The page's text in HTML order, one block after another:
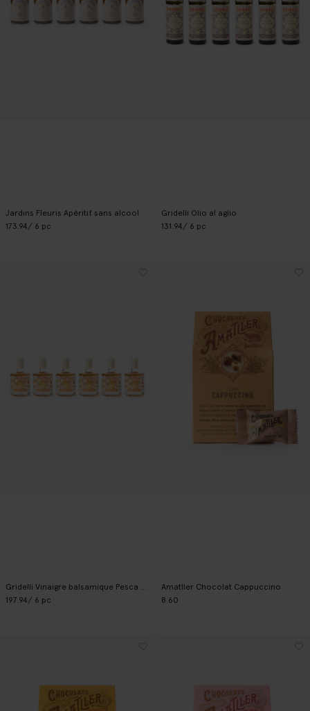
Jardins Fleuris Apéritif sans alcool
173.94/ 6 pc
Gridelli Olio al aglio
131.94/ 6 pc
197.94 / 6 pc
Amatller Chocolat Cappuccino
8.60